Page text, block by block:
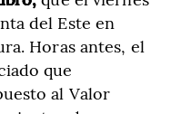
del Este en
Horas antes, el
que
al Valor